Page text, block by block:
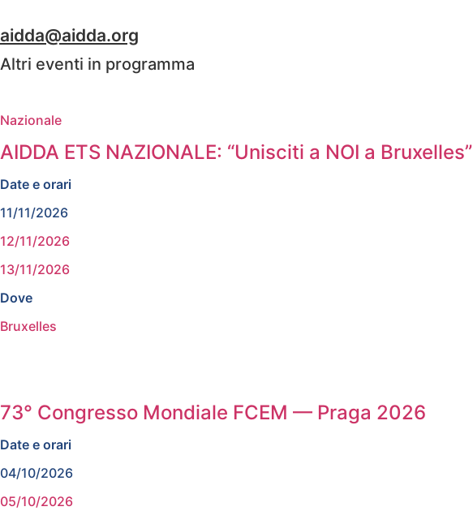
aidda@aidda.org
Altri eventi in programma
Nazionale
AIDDA ETS NAZIONALE: “Unisciti a NOI a Bruxelles”
Date e orari
11/11/2026
12/11/2026
13/11/2026
Dove
Bruxelles
73° Congresso Mondiale FCEM — Praga 2026
Date e orari
04/10/2026
05/10/2026